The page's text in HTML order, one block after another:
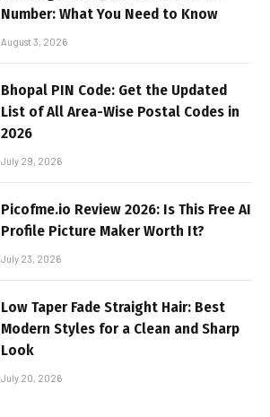
Number: What You Need to Know
August 3, 2026
Bhopal PIN Code: Get the Updated
List of All Area-Wise Postal Codes in
2026
July 29, 2026
Picofme.io Review 2026: Is This Free AI
Profile Picture Maker Worth It?
July 23, 2026
Low Taper Fade Straight Hair: Best
Modern Styles for a Clean and Sharp
Look
July 20, 2026